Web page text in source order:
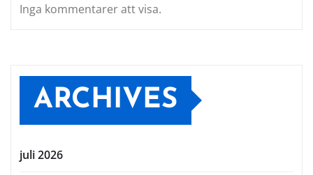
Inga kommentarer att visa.
ARCHIVES
juli 2026